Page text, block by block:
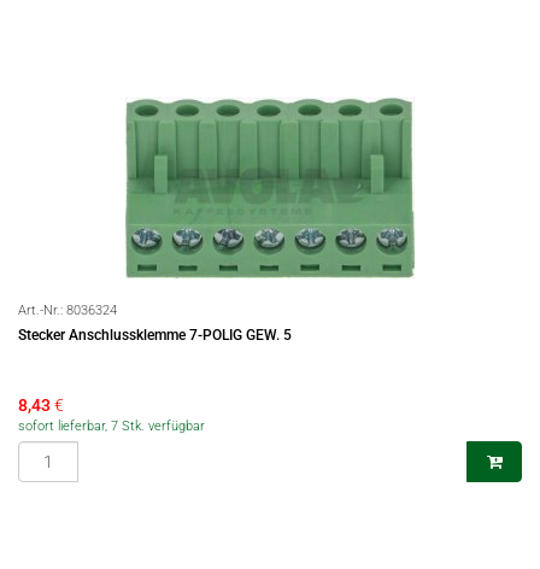
Art.-Nr.: 8036324
Stecker Anschlussklemme 7-POLIG GEW. 5
8,43€
sofort lieferbar, 7 Stk. verfügbar